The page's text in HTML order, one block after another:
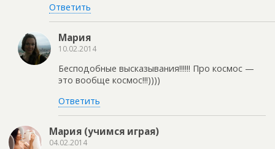
Ответить
Мария
10.02.2014
Бесподобные высказывания!!!!!! Про космос —
это вообще космос!!!))))
Ответить
Мария (учимся играя)
04.02.2014